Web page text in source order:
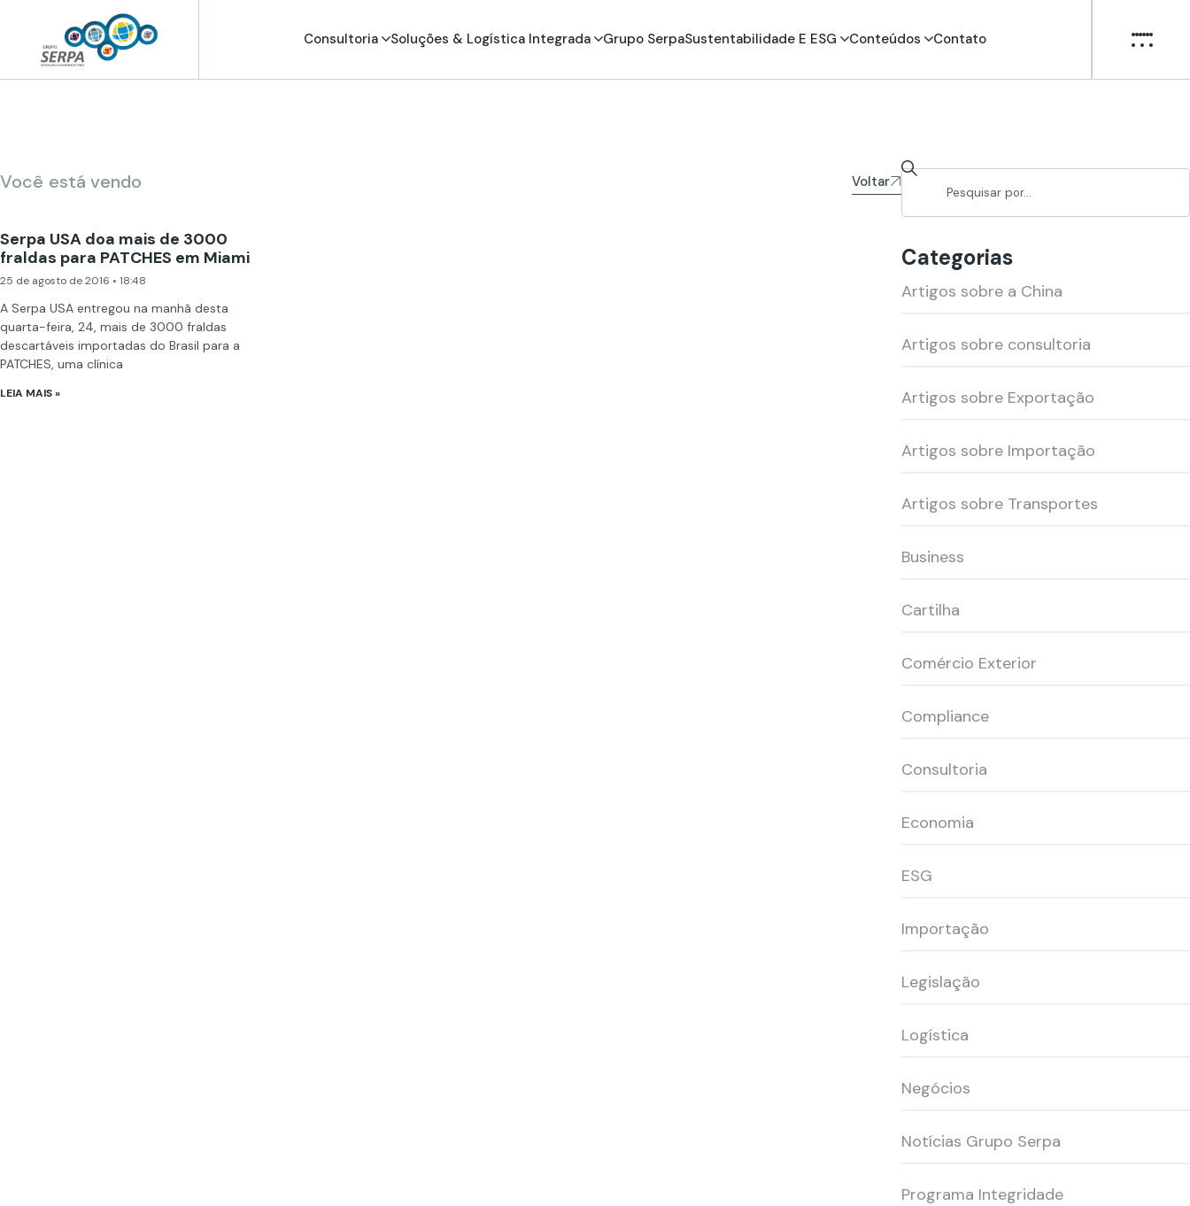
Consultoria Soluções & Logística Integrada Grupo SerpaSustentabilidade E ESG Conteúdos Contato
Você está vendo Voltar
Serpa USA doa mais de 3000
fraldas para PATCHES em Miami
25 de agosto de 2016 18:48
A Serpa USA entregou na manhã desta
quarta-feira, 24, mais de 3000 fraldas
descartáveis importadas do Brasil para a
PATCHES, uma clínica
LEIA MAIS »
Categorias
Artigos sobre a China
Artigos sobre consultoria
Artigos sobre Exportação
Artigos sobre Importação
Artigos sobre Transportes
Business
Cartilha
Comércio Exterior
Compliance
Consultoria
Economia
ESG
Importação
Legislação
Logística
Negócios
Notícias Grupo Serpa
Programa Integridade